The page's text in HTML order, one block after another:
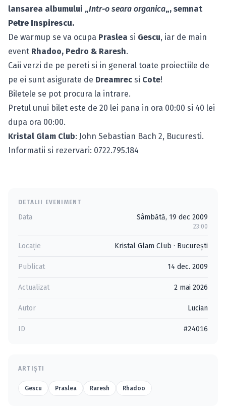
lansarea albumului „Intr-o seara organica„, semnat
Petre Inspirescu.
De warmup se va ocupa Praslea si Gescu, iar de main
event Rhadoo, Pedro & Raresh.
Caii verzi de pe pereti si in general toate proiectiile de
pe ei sunt asigurate de Dreamrec si Cote!
Biletele se pot procura la intrare.
Pretul unui bilet este de 20 lei pana in ora 00:00 si 40 lei
dupa ora 00:00.
Kristal Glam Club: John Sebastian Bach 2, Bucuresti.
Informatii si rezervari: 0722.795.184
DETALII EVENIMENT
Data Sâmbătă, 19 dec 2009
23:00
Locație Kristal Glam Club · Bucureşti
Publicat 14 dec. 2009
Actualizat 2 mai 2026
Autor Lucian
ID #24016
ARTIȘTI
Gescu Praslea Raresh Rhadoo